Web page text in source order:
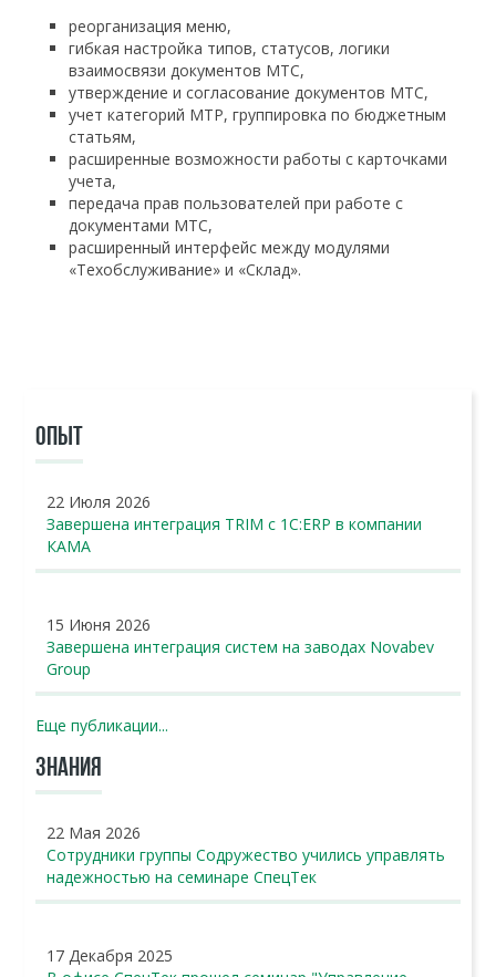
реорганизация меню,
гибкая настройка типов, статусов, логики
взаимосвязи документов МТС,
утверждение и согласование документов МТС,
учет категорий МТР, группировка по бюджетным
статьям,
расширенные возможности работы с карточками
учета,
передача прав пользователей при работе с
документами МТС,
расширенный интерфейс между модулями
«Техобслуживание» и «Склад».
ОПЫТ
22 Июля 2026
Завершена интеграция TRIM с 1С:ERP в компании
КАМА
15 Июня 2026
Завершена интеграция систем на заводах Novabev
Group
Еще публикации...
ЗНАНИЯ
22 Мая 2026
Сотрудники группы Содружество учились управлять
надежностью на семинаре СпецТек
17 Декабря 2025